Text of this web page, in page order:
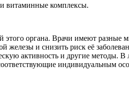
витаминные комплексы.
органа. Врачи имеют разные
железы и снизить риск её
активность и другие методы. В
индивидуальным